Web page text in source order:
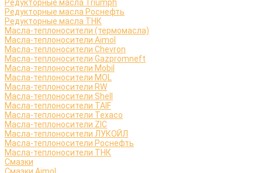
Редукторные масла Triumph
Редукторные масла Роснефть
Редукторные масла ТНК
Масла-теплоносители (термомасла)
Масла-теплоносители Aimol
Масла-теплоносители Chevron
Масла-теплоносители Gazpromneft
Масла-теплоносители Mobil
Масла-теплоносители MOL
Масла-теплоносители RW
Масла-теплоносители Shell
Масла-теплоносители TAIF
Масла-теплоносители Texaco
Масла-теплоносители ZIC
Масла-теплоносители ЛУКОЙЛ
Масла-теплоносители Роснефть
Масла-теплоносители ТНК
Смазки